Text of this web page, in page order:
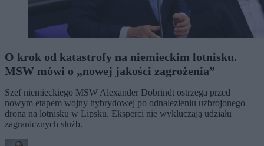
O krok od katastrofy na niemieckim lotnisku.
MSW mówi o „nowej jakości zagrożenia”
Szef niemieckiego MSW Alexander Dobrindt ostrzega przed
nowym etapem wojny hybrydowej po odnalezieniu uzbrojonego
drona na lotnisku w Lipsku. Eksperci nie wykluczają udziału
zagranicznych służb.